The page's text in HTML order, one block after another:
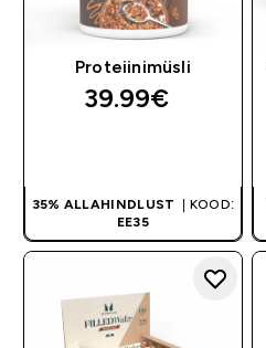
Proteiinimüsli
39.99€‎
35% ALLAHINDLUST
| KOOD:
EE35